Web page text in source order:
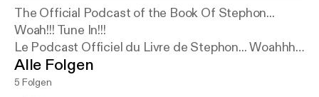
The Official Podcast of the Book Of Stephon...
Woah!!! Tune In!!!
Le Podcast Officiel du Livre de Stephon... Woahhh!!!
Se Mettre A L'Ecoute....
Alle Folgen
5 Folgen